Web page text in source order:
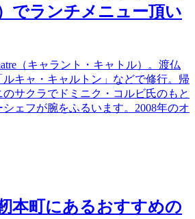
でランチメニュー頂い
（キャラント・キャトル）。渡仏
ルキャ・キャルトン」などで修行。帰
サクラでドミニク・コルビ氏のもと
ェフが腕をふるいます。2008年のオ
本町にあるおすすめの